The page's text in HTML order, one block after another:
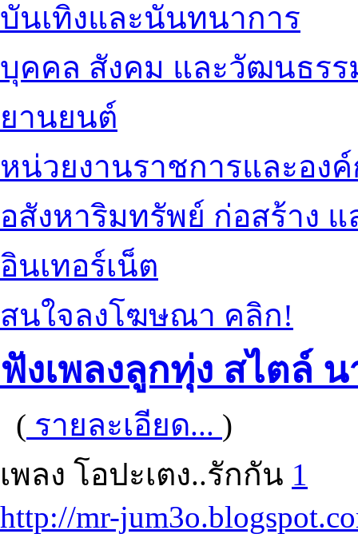
บันเทิงและนันทนาการ
บุคคล สังคม และวัฒนธรร
ยานยนต์
หน่วยงานราชการและอง
อสังหาริมทรัพย์ ก่อสร้าง
อินเทอร์เน็ต
สนใจลงโฆษณา คลิก!
ฟังเพลงลูกทุ่ง สไตล์
( รายละเอียด... )
เพลง โอปะเตง..รักกัน 1
http://mr-